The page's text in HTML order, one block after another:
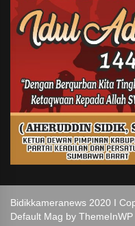
Bidikkameranews 2020 I
Default Mag by ThemeInWP